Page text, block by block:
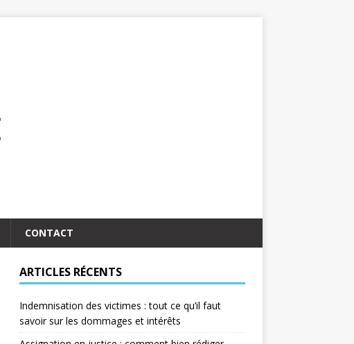
CONTACT
ARTICLES RÉCENTS
Indemnisation des victimes : tout ce qu’il faut
savoir sur les dommages et intérêts